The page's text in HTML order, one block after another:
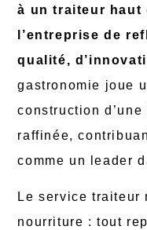
à un traiteur haut
l’entreprise de
qualité,
gastronomie joue
construction
raffinée,
comme un leader
Le service traiteur
nourriture : tout